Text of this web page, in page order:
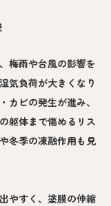
梅雨や台風の影響を
気負荷が大きくなり
カビの発生が進み、
躯体まで傷めるリス
冬季の凍融作用も見
やすく、塗膜の伸縮